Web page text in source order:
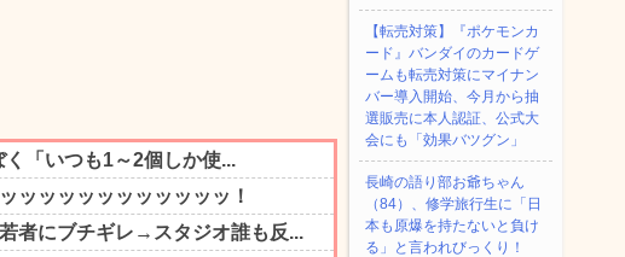
【転売対策】『ポケモンカ
ード』バンダイのカードゲ
ームも転売対策にマイナン
バー導入開始、今月から抽
選販売に本人認証、公式大
会にも「効果バツグン」
長崎の語り部お爺ちゃん
（84）、修学旅行生に「日
本も原爆を持たないと負け
る」と言われびっくり！